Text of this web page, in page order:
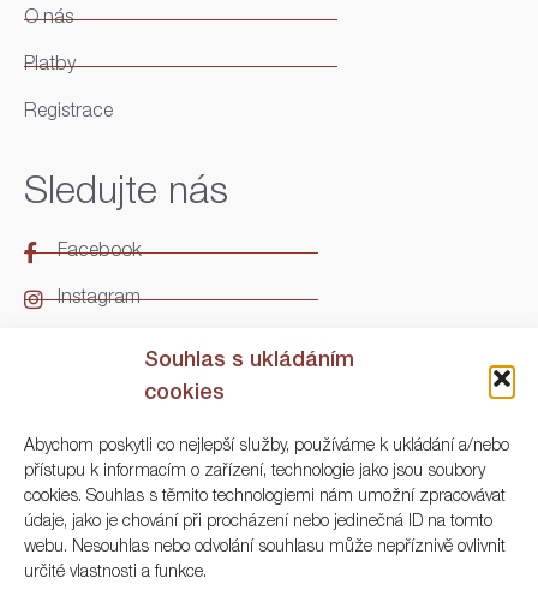
Souhlas s ukládáním
cookies
Abychom poskytli co nejlepší služby, používáme k ukládání a/nebo
přístupu k informacím o zařízení, technologie jako jsou soubory
cookies. Souhlas s těmito technologiemi nám umožní zpracovávat
údaje, jako je chování při procházení nebo jedinečná ID na tomto
webu. Nesouhlas nebo odvolání souhlasu může nepříznivě ovlivnit
určité vlastnosti a funkce.
O nás
Platby
Registrace
Sledujte nás
Facebook
Instagram
Kontakt
ARGO Numismatika
Korunní 83, Praha 3
+420 222 561 343